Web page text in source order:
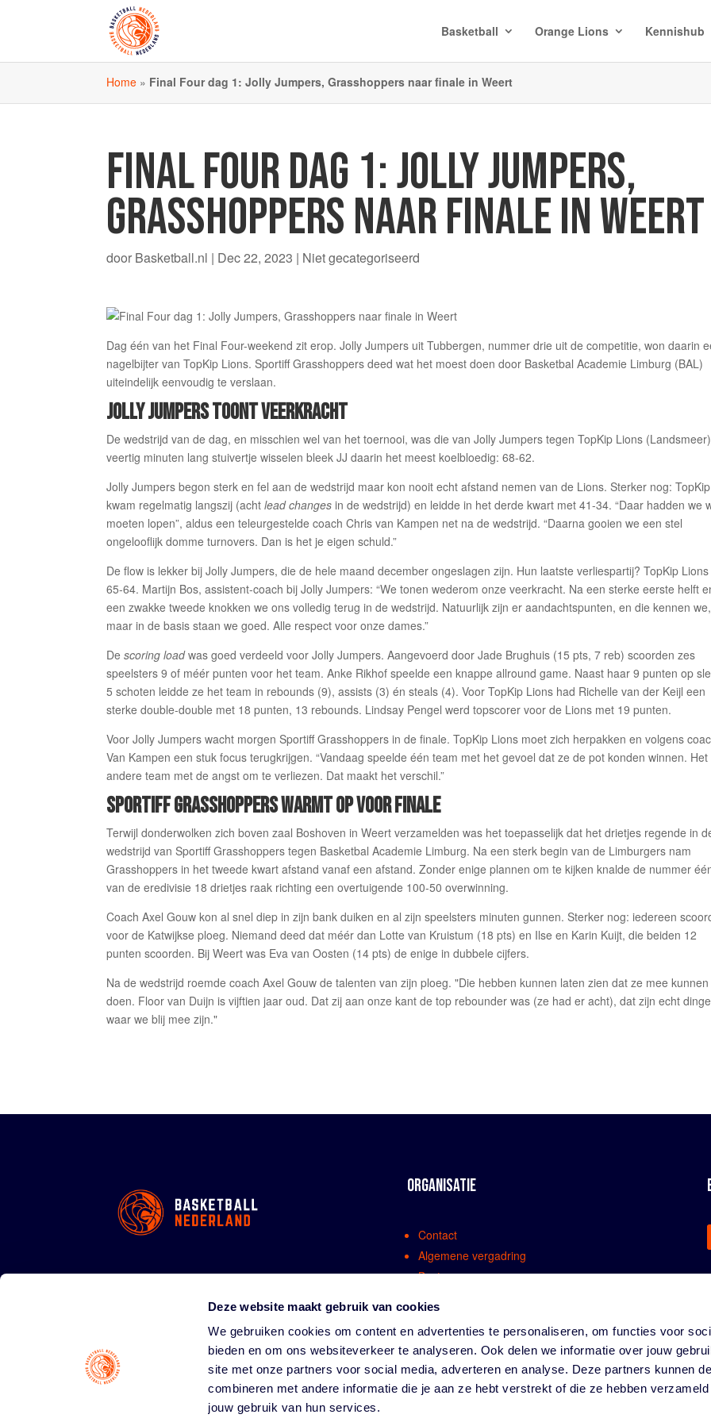
Deze website maakt gebruik van cookies
We gebruiken cookies om content en advertenties te personaliseren, om functies voor
bieden en om ons websiteverkeer te analyseren. Ook delen we informatie over jouw
site met onze partners voor social media, adverteren en analyse. Deze partners kunnen
combineren met andere informatie die je aan ze hebt verstrekt of die ze hebben
jouw gebruik van hun services.
Basketball Orange Lions Kennishub
Home » Final Four dag 1: Jolly Jumpers, Grasshoppers naar finale in Weert
FINAL FOUR DAG 1: JOLLY JUMPERS,
GRASSHOPPERS NAAR FINALE IN WEERT
door Basketball.nl | Dec 22, 2023 | Niet gecategoriseerd
Dag één van het Final Four-weekend zit erop. Jolly Jumpers uit Tubbergen, nummer drie uit de competitie, won daarin
nagelbijter van TopKip Lions. Sportiff Grasshoppers deed wat het moest doen door Basketbal Academie Limburg (BAL)
uiteindelijk eenvoudig te verslaan.
JOLLY JUMPERS TOONT VEERKRACHT
De wedstrijd van de dag, en misschien wel van het toernooi, was die van Jolly Jumpers tegen TopKip Lions
veertig minuten lang stuivertje wisselen bleek JJ daarin het meest koelbloedig: 68-62.
Jolly Jumpers begon sterk en fel aan de wedstrijd maar kon nooit echt afstand nemen van de Lions. Sterker nog: TopKip
kwam regelmatig langszij (achtlead changes in de wedstrijd) en leidde in het derde kwart met 41-34. “Daar hadden we
moeten lopen”, aldus een teleurgestelde coach Chris van Kampen net na de wedstrijd. “Daarna gooien we een stel
ongelooflijk domme turnovers. Dan is het je eigen schuld.”
De flow is lekker bij Jolly Jumpers, die de hele maand december ongeslagen zijn. Hun laatste verliespartij? TopKip Lions
65-64. Martijn Bos, assistent-coach bij Jolly Jumpers: “We tonen wederom onze veerkracht. Na een sterke eerste helft
een zwakke tweede knokken we ons volledig terug in de wedstrijd. Natuurlijk zijn er aandachtspunten, en die kennen we,
maar in de basis staan we goed. Alle respect voor onze dames.”
Descoring loadwas goed verdeeld voor Jolly Jumpers. Aangevoerd door Jade Brughuis (15 pts, 7 reb) scoorden zes
speelsters 9 of méér punten voor het team. Anke Rikhof speelde een knappe allround game. Naast haar 9 punten op
5 schoten leidde ze het team in rebounds (9), assists (3) én steals (4). Voor TopKip Lions had Richelle van der Keijl een
sterke double-double met 18 punten, 13 rebounds. Lindsay Pengel werd topscorer voor de Lions met 19 punten.
Voor Jolly Jumpers wacht morgen Sportiff Grasshoppers in de finale. TopKip Lions moet zich herpakken en volgens
Van Kampen een stuk focus terugkrijgen. “Vandaag speelde één team met het gevoel dat ze de pot konden winnen. Het
andere team met de angst om te verliezen. Dat maakt het verschil.”
SPORTIFF GRASSHOPPERS WARMT OP VOOR FINALE
Terwijl donderwolken zich boven zaal Boshoven in Weert verzamelden was het toepasselijk dat het drietjes regende in
wedstrijd van Sportiff Grasshoppers tegen Basketbal Academie Limburg. Na een sterk begin van de Limburgers nam
Grasshoppers in het tweede kwart afstand vanaf een afstand. Zonder enige plannen om te kijken knalde de nummer
van de eredivisie 18 drietjes raak richting een overtuigende 100-50 overwinning.
Coach Axel Gouw kon al snel diep in zijn bank duiken en al zijn speelsters minuten gunnen. Sterker nog: iedereen
voor de Katwijkse ploeg. Niemand deed dat méér dan Lotte van Kruistum (18 pts) en Ilse en Karin Kuijt, die beiden 12
punten scoorden. Bij Weert was Eva van Oosten (14 pts) de enige in dubbele cijfers.
Na de wedstrijd roemde coach Axel Gouw de talenten van zijn ploeg. "Die hebben kunnen laten zien dat ze mee kunnen
doen. Floor van Duijn is vijftien jaar oud. Dat zij aan onze kant de top rebounder was (ze had er acht), dat zijn echt
waar we blij mee zijn."
ORGANISATIE
Contact
Algemene vergadring
Bestuur
Bondsreglementen
Klachtenregeling
Partners
Vacatures